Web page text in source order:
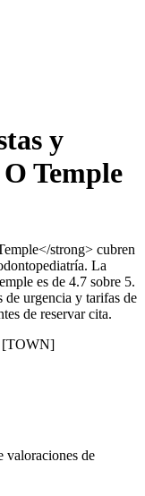
y
Temple
strong> cubren
La
es de 4.7 sobre 5.
de urgencia y tarifas de
de reservar cita.
[TOWN]
valoraciones de